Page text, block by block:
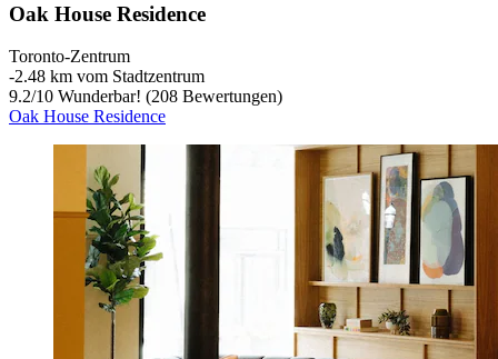
Oak House Residence
Toronto-Zentrum
‐2.48 km vom Stadtzentrum
9.2/10 Wunderbar! (208 Bewertungen)
Oak House Residence